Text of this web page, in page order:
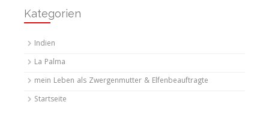
Kategorien
Indien
La Palma
mein Leben als Zwergenmutter & Elfenbeauftragte
Startseite